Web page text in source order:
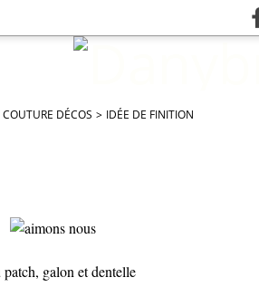
DÉCOS > IDÉE DE FINITION
patch, galon et dentelle